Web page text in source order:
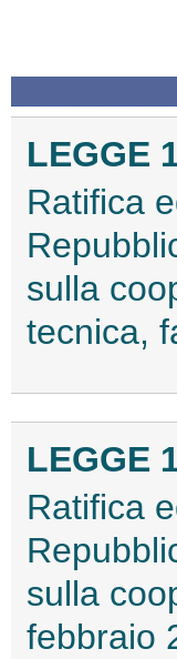
LEGGE
Ratifica
sulla
tecnica,
LEGGE
Ratifica
sulla
febbraio